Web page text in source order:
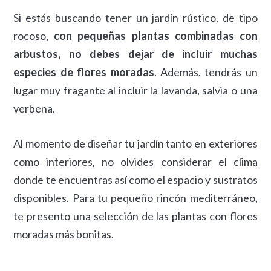
Si estás buscando tener un jardín rústico, de tipo
rocoso, con pequeñas plantas combinadas con
arbustos, no debes dejar de incluir muchas
especies de flores moradas. Además, tendrás un
lugar muy fragante al incluir la lavanda, salvia o una
verbena.
Al momento de diseñar tu jardín tanto en exteriores
como interiores, no olvides considerar el clima
donde te encuentras así como el espacio y sustratos
disponibles. Para tu pequeño rincón mediterráneo,
te presento una selección de las plantas con flores
moradas más bonitas.